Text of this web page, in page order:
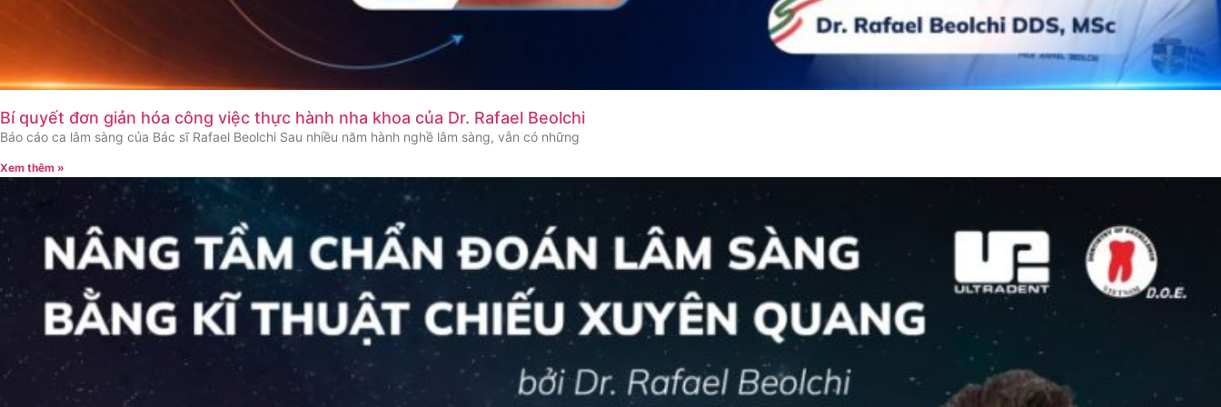
Bí quyết đơn giản hóa công việc thực hành nha khoa của Dr. Rafael Beolchi
Báo cáo ca lâm sàng của Bác sĩ Rafael Beolchi Sau nhiều năm hành nghề lâm sàng, vẫn có những
Xem thêm »